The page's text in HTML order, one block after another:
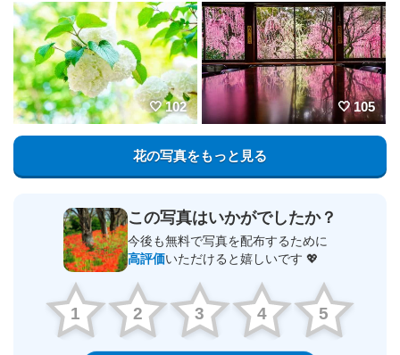
102 105
花の写真をもっと見る
この写真はいかがでしたか？
今後も無料で写真を配布するために
高評価いただけると嬉しいです 💖
1 2 3 4 5